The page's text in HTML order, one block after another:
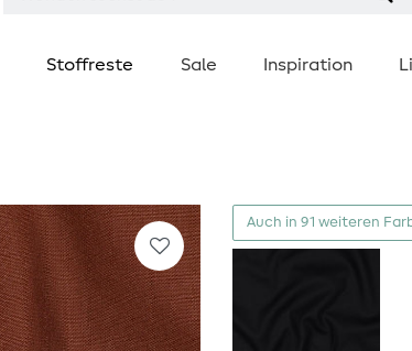
Stoffreste Sale Inspiration
Auch in 91 weiteren